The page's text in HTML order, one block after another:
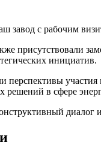
завод с рабочим
присутствовали
инициатив.
перспективы
решений в сфере